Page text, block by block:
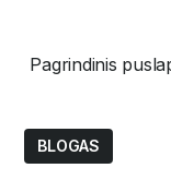
Pagrindinis
BLOGAS